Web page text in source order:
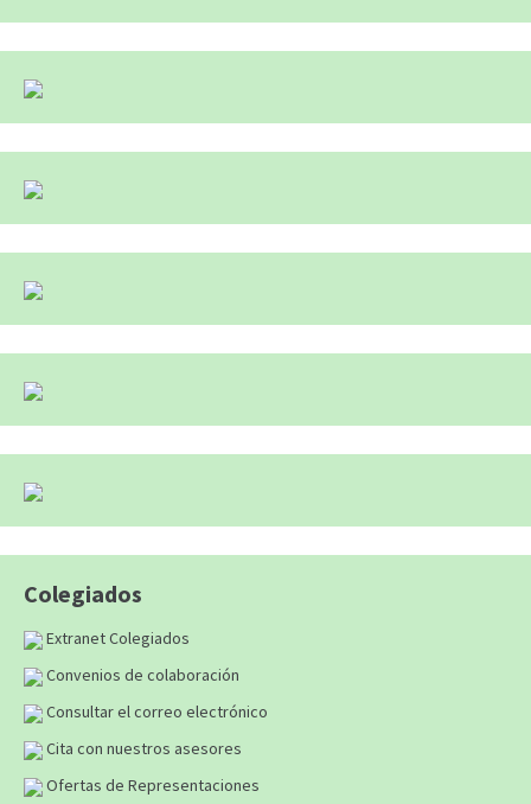
Colegiados
Extranet Colegiados
Convenios de colaboración
Consultar el correo electrónico
Cita con nuestros asesores
Ofertas de Representaciones